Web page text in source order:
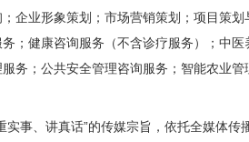
企业形象策划；市场营销策划；项目策
；健康咨询服务（不含诊疗服务）；中
务；公共安全管理咨询服务；智能农业
、讲真话”的传媒宗旨，依托全媒体传